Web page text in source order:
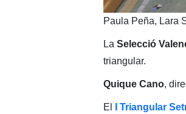
Paula Peña, Lara
LaSelecció
triangular.
Quique Cano,
El I Triangular